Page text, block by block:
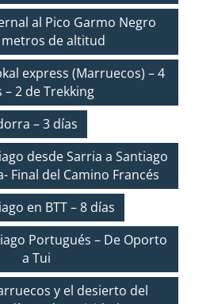
al Pico Garmo Negro
metros de altitud
express (Marruecos) – 4
– 2 de Trekking
– 3 días
desde Sarria a Santiago
Final del Camino Francés
en BTT – 8 días
Portugués – De Oporto
a Tui
y el desierto del